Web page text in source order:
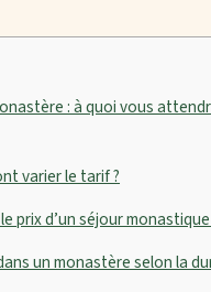
: à quoi vous
varier le tarif ?
prix d’un séjour
un monastère selon la